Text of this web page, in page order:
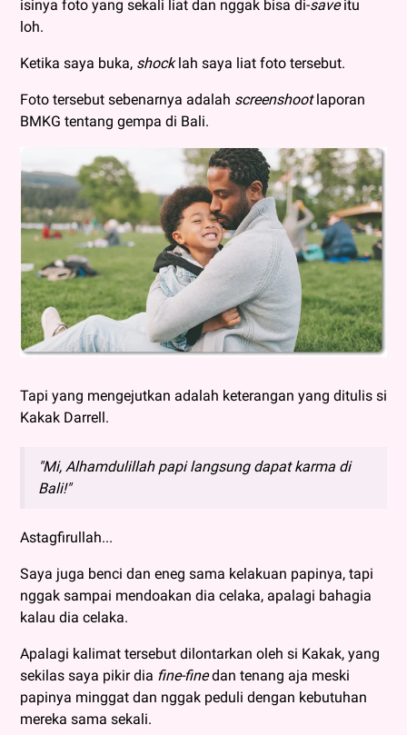
isinya foto yang sekali liat dan nggak bisa di-saveitu
loh.
Ketika saya buka, shock lah saya liat foto tersebut.
Foto tersebut sebenarnya adalah screenshoot laporan
BMKG tentang gempa di Bali.
Tapi yang mengejutkan adalah keterangan yang ditulis si
Kakak Darrell.
"Mi, Alhamdulillah papi langsung dapat karma di
Bali!"
Astagfirullah...
Saya juga benci dan eneg sama kelakuan papinya, tapi
nggak sampai mendoakan dia celaka, apalagi bahagia
kalau dia celaka.
Apalagi kalimat tersebut dilontarkan oleh si Kakak, yang
sekilas saya pikir dia fine-finedan tenang aja meski
papinya minggat dan nggak peduli dengan kebutuhan
mereka sama sekali.